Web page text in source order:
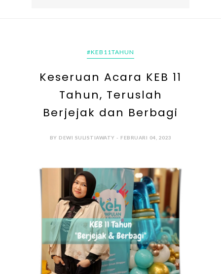
#KEB11TAHUN
Keseruan Acara KEB 11
Tahun, Teruslah
Berjejak dan Berbagi
BY DEWI SULISTIAWATY - FEBRUARI 04, 2023